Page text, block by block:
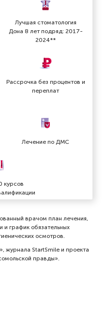
Лучшая стоматология
Дона 8 лет подряд: 2017-
2024**
Рассрочка без процентов и
переплат
Лечение по ДМС
курсов
врачом план лечения,
график обязательных
осмотров⁠.
журнала StartSmile и проекта
правды».